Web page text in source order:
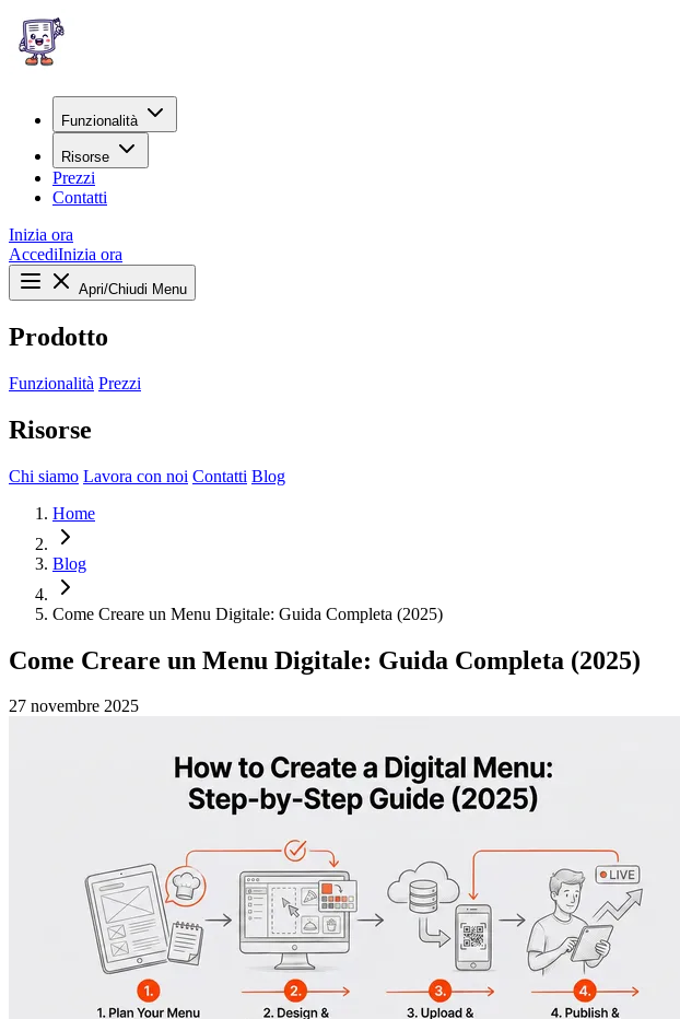
Funzionalità
Risorse
Prezzi
Contatti
Inizia ora
AccediInizia ora
Apri/Chiudi Menu
Prodotto
Funzionalità Prezzi
Risorse
Chi siamo Lavora con noi Contatti Blog
Home
Blog
Come Creare un Menu Digitale: Guida Completa (2025)
Come Creare un Menu Digitale: Guida Completa (2025)
27 novembre 2025